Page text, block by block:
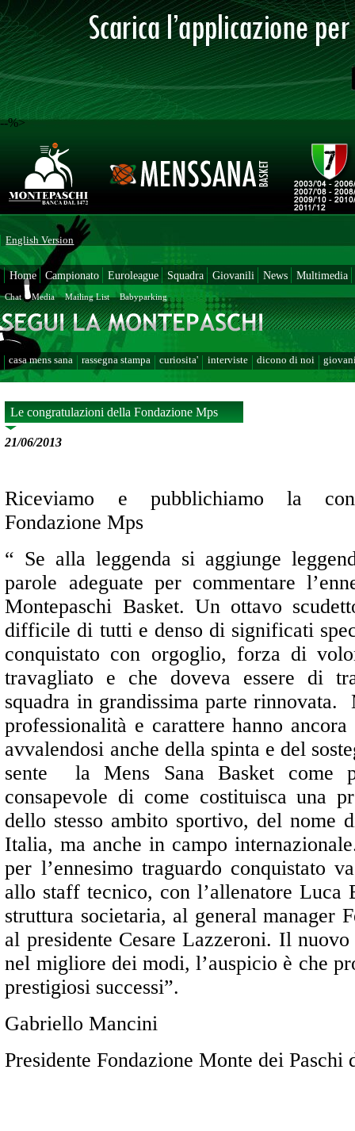
--%>
English Version
Home Campionato Euroleague Squadra Giovanili News Multimedia
Chat Media Mailing List Babyparking
casa mens sana rassegna stampa curiosita' interviste dicono di noi
Le congratulazioni della Fondazione Mps
21/06/2013
Riceviamo e pubblichiamo la
Fondazione Mps
“ Se alla leggenda si aggiunge
parole adeguate per commentare
Montepaschi Basket. Un ottavo
difficile di tutti e denso di significati
conquistato con orgoglio, forza di
travagliato e che doveva essere di
squadra in grandissima parte rinnovata.
professionalità e carattere hanno
avvalendosi anche della spinta e del
sente la Mens Sana Basket come
consapevole di come costituisca una
dello stesso ambito sportivo, del nome
Italia, ma anche in campo
per l’ennesimo traguardo conquistato
allo staff tecnico, con l’allenatore Luca
struttura societaria, al general manager
al presidente Cesare Lazzeroni. Il
nel migliore dei modi, l’auspicio è che
prestigiosi successi”.
Gabriello Mancini
Presidente Fondazione Monte dei Paschi